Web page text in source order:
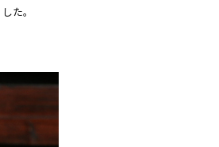
た。